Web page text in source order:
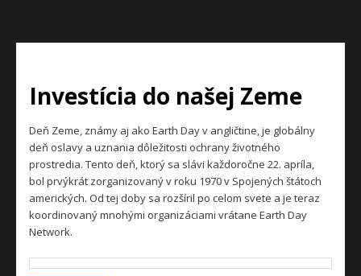
Investícia do našej Zeme
Deň Zeme, známy aj ako Earth Day v angličtine, je globálny
deň oslavy a uznania dôležitosti ochrany životného
prostredia. Tento deň, ktorý sa slávi každoročne 22. apríla,
bol prvýkrát zorganizovaný v roku 1970 v Spojených štátoch
amerických. Od tej doby sa rozšíril po celom svete a je teraz
koordinovaný mnohými organizáciami vrátane Earth Day
Network.